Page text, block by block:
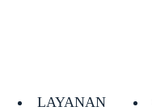
LAYANAN